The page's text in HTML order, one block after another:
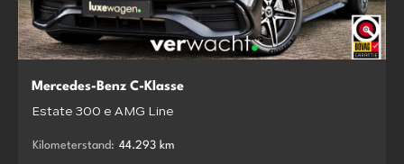
Mercedes-Benz C-Klasse
Estate 300 e AMG Line
Kilometerstand: 44.293 km